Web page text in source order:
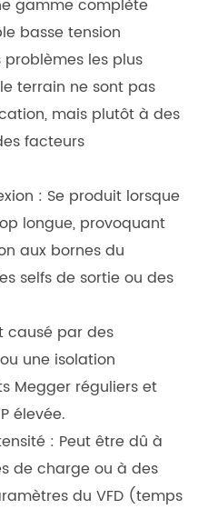
gamme complète
basse tension
problèmes les plus
terrain ne sont pas
mais plutôt à des
facteurs
: Se produit lorsque
longue, provoquant
aux bornes du
selfs de sortie ou des
causé par des
une isolation
Megger réguliers et
élevée.
: Peut être dû à
de charge ou à des
du VFD (temps